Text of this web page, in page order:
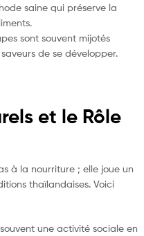
saine qui préserve la
sont souvent mijotés
de se développer.
et le Rôle
à la nourriture ; elle joue un
thaïlandaises. Voici
une activité sociale en